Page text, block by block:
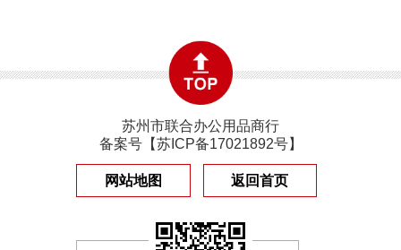
苏州市联合办公用品商行
备案号【苏ICP备17021892号】
网站地图 返回首页